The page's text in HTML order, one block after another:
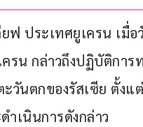
ฟ ประเทศยูเครน เมื่
ครน กล่าวถึงปฏิบัติกา
นตกของรัสเซีย ตั้งแ
ำเนินการดังกล่าว